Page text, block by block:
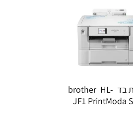
מדפסת בד brother HL-
JF1 PrintModa